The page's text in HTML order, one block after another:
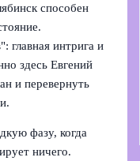
способен
главная интрига и
здесь Евгений
и перевернуть
фазу, когда
ничего.